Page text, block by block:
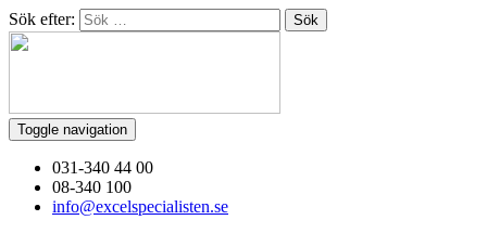
Sök efter:
Toggle navigation
031-340 44 00
08-340 100
info@excelspecialisten.se